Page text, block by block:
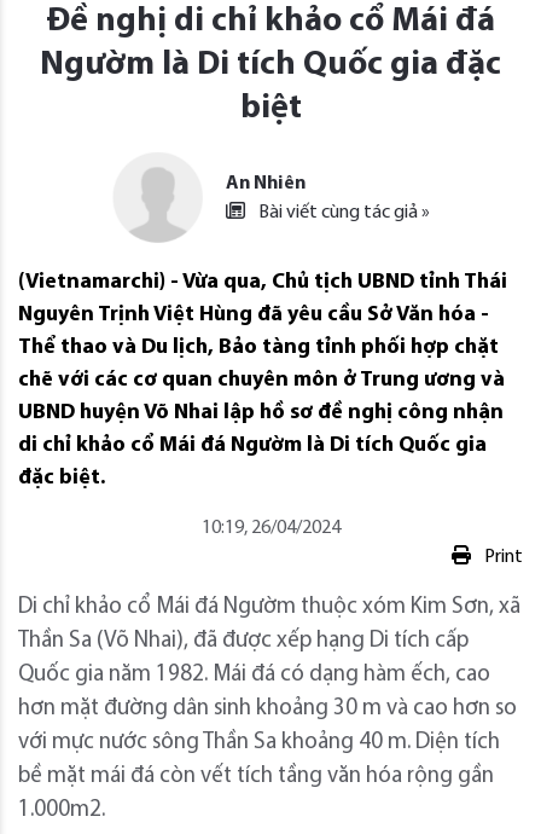
Đề nghị di chỉ khảo cổ Mái đá
Ngườm là Di tích Quốc gia đặc
biệt
An Nhiên
Bài viết cùng tác giả »
(Vietnamarchi) - Vừa qua, Chủ tịch UBND tỉnh Thái
Nguyên Trịnh Việt Hùng đã yêu cầu Sở Văn hóa -
Thể thao và Du lịch, Bảo tàng tỉnh phối hợp chặt
chẽ với các cơ quan chuyên môn ở Trung ương và
UBND huyện Võ Nhai lập hồ sơ đề nghị công nhận
di chỉ khảo cổ Mái đá Ngườm là Di tích Quốc gia
đặc biệt.
10:19, 26/04/2024
Print
Di chỉ khảo cổ Mái đá Ngườm thuộc xóm Kim Sơn, xã
Thần Sa (Võ Nhai), đã được xếp hạng Di tích cấp
Quốc gia năm 1982. Mái đá có dạng hàm ếch, cao
hơn mặt đường dân sinh khoảng 30 m và cao hơn so
với mực nước sông Thần Sa khoảng 40 m. Diện tích
bề mặt mái đá còn vết tích tầng văn hóa rộng gần
1.000m2.